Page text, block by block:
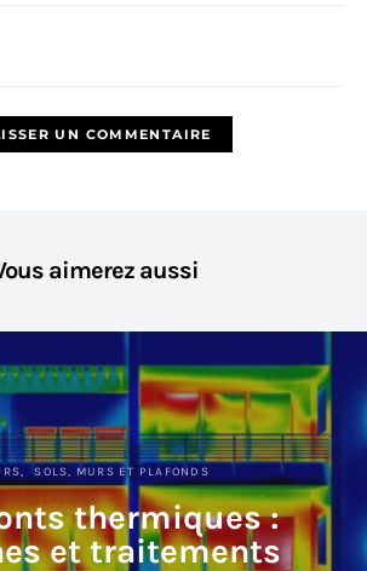
aimerez aussi
SOLS, MURS ET PLAFONDS
thermiques :
et traitements